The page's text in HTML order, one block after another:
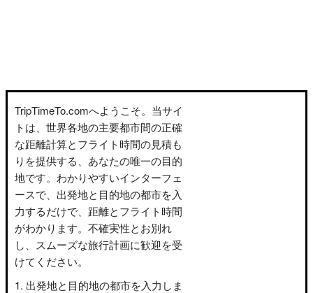
TripTimeTo.comへようこそ。当サイ
トは、世界各地の主要都市間の正確
な距離計算とフライト時間の見積も
りを提供する、あなたの唯一の目的
地です。わかりやすいインターフェ
ースで、出発地と目的地の都市を入
力するだけで、距離とフライト時間
がわかります。不確実性とお別れ
し、スムーズな旅行計画に歓迎を受
けてください。
出発地と目的地の都市を入力しま